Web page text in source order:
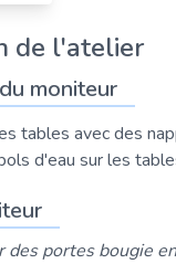
de l'atelier
moniteur
tables avec des
d'eau sur les
des portes bougie